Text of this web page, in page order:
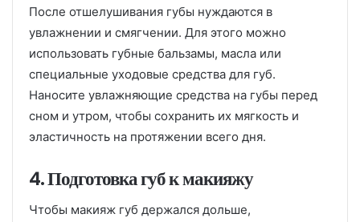
После отшелушивания губы нуждаются в
увлажнении и смягчении. Для этого можно
использовать губные бальзамы, масла или
специальные уходовые средства для губ.
Наносите увлажняющие средства на губы перед
сном и утром, чтобы сохранить их мягкость и
эластичность на протяжении всего дня.
4. Подготовка губ к макияжу
Чтобы макияж губ держался дольше,